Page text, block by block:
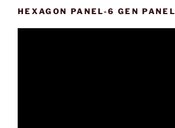
HEXAGON PANEL-6 GEN PANEL